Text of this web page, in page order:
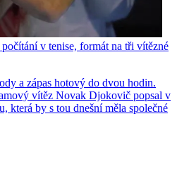
v tenise, formát na tři vítězné
a zápas hotový do dvou hodin.
vítěz Novak Djokovič popsal v
která by s tou dnešní měla společné